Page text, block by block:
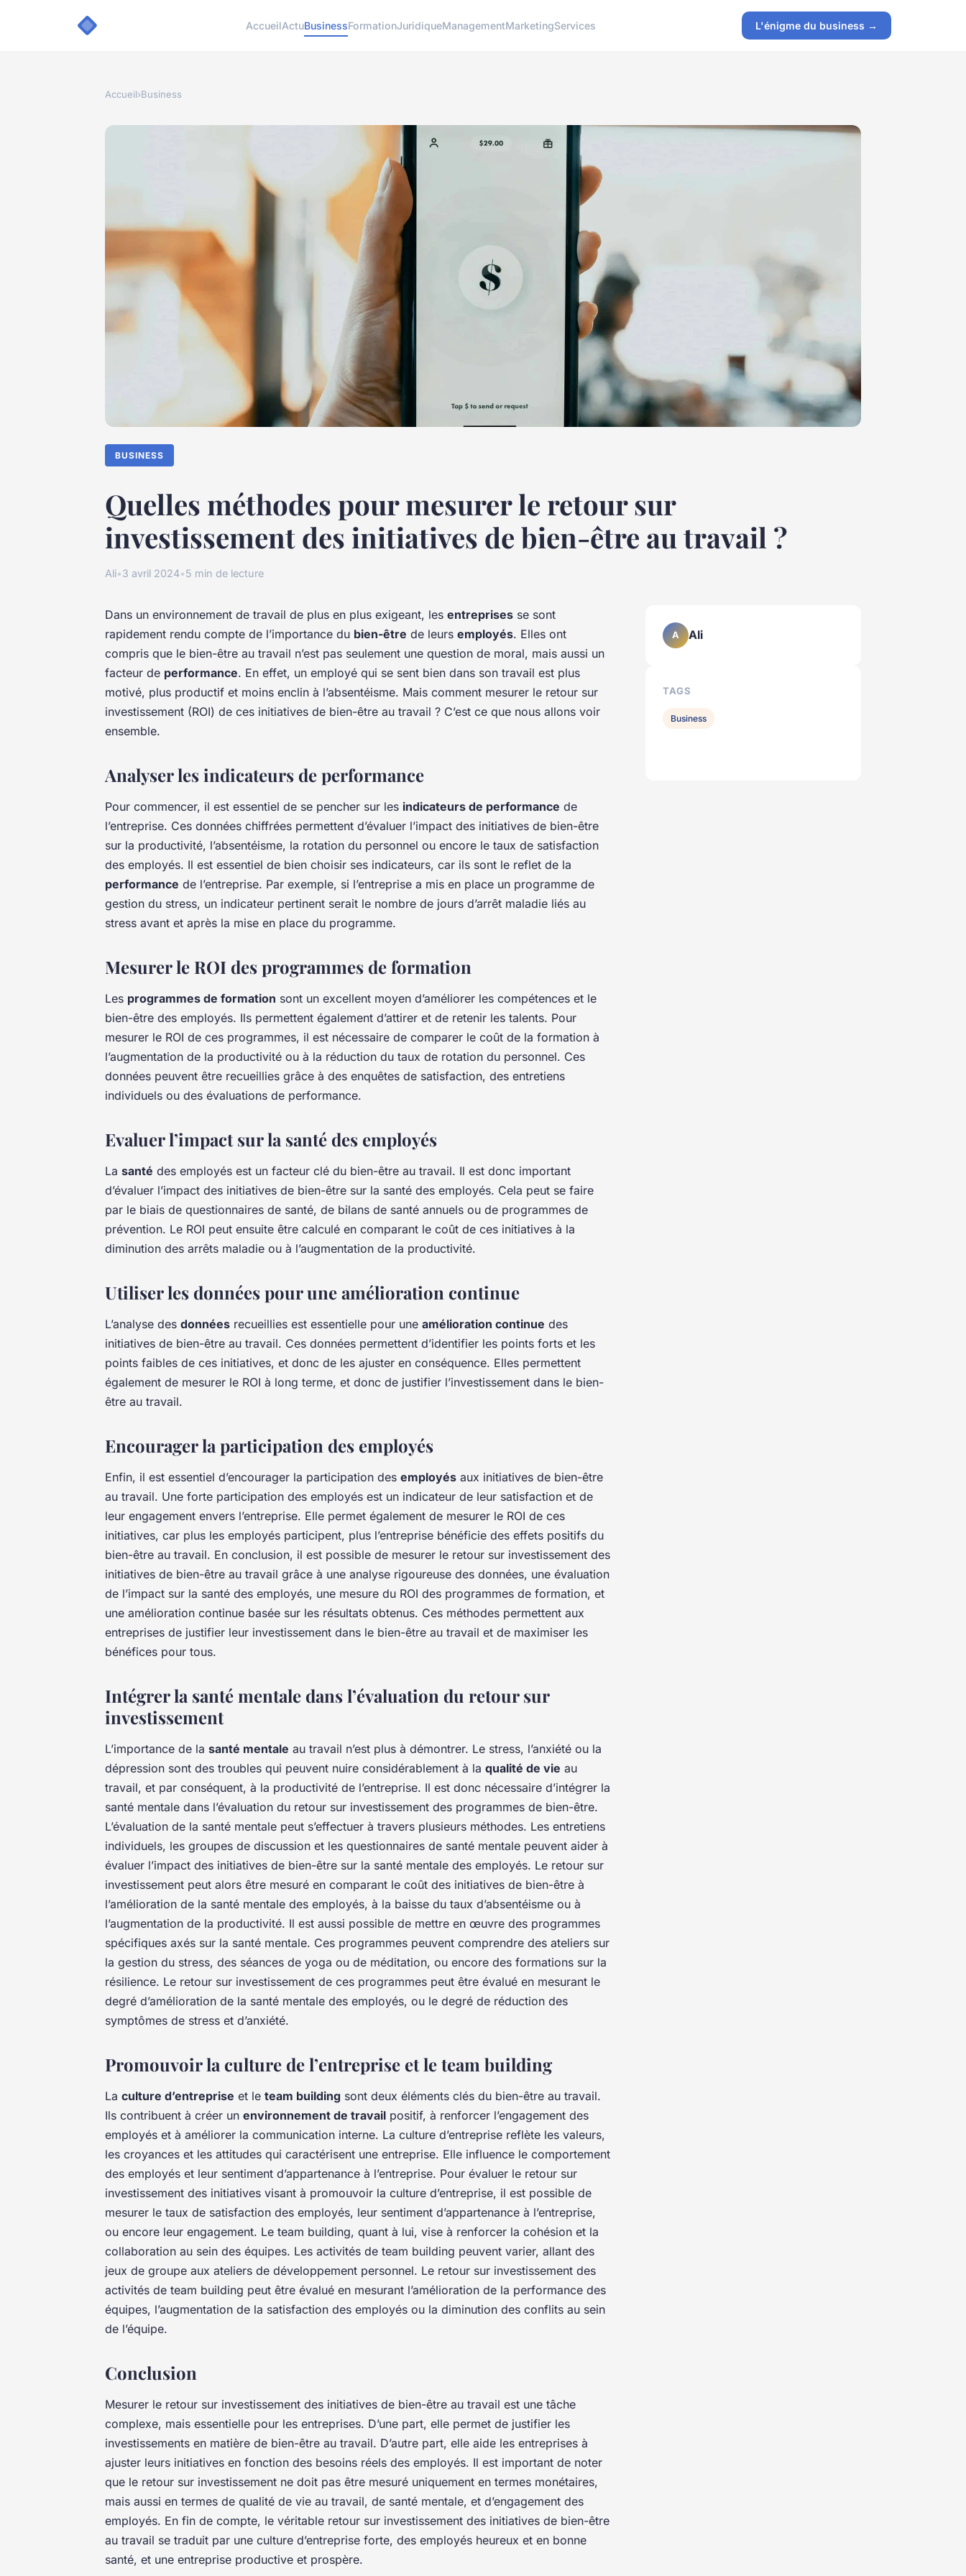
AccueilActuBusinessFormationJuridiqueManagementMarketingServices L'énigme du business →
Accueil›Business
BUSINESS
Quelles méthodes pour mesurer le retour sur
investissement des initiatives de bien-être au travail ?
Ali•3 avril 2024•5 min de lecture
Dans un environnement de travail de plus en plus exigeant, les entreprises se sont
rapidement rendu compte de l’importance du bien-être de leurs employés. Elles ont
compris que le bien-être au travail n’est pas seulement une question de moral, mais aussi un
facteur de performance. En effet, un employé qui se sent bien dans son travail est plus
motivé, plus productif et moins enclin à l’absentéisme. Mais comment mesurer le retour sur
investissement (ROI) de ces initiatives de bien-être au travail ? C’est ce que nous allons voir
ensemble.
Analyser les indicateurs de performance
Pour commencer, il est essentiel de se pencher sur les indicateurs de performance de
l’entreprise. Ces données chiffrées permettent d’évaluer l’impact des initiatives de bien-être
sur la productivité, l’absentéisme, la rotation du personnel ou encore le taux de satisfaction
des employés. Il est essentiel de bien choisir ses indicateurs, car ils sont le reflet de la
performance de l’entreprise. Par exemple, si l’entreprise a mis en place un programme de
gestion du stress, un indicateur pertinent serait le nombre de jours d’arrêt maladie liés au
stress avant et après la mise en place du programme.
Mesurer le ROI des programmes de formation
Les programmes de formation sont un excellent moyen d’améliorer les compétences et le
bien-être des employés. Ils permettent également d’attirer et de retenir les talents. Pour
mesurer le ROI de ces programmes, il est nécessaire de comparer le coût de la formation à
l’augmentation de la productivité ou à la réduction du taux de rotation du personnel. Ces
données peuvent être recueillies grâce à des enquêtes de satisfaction, des entretiens
individuels ou des évaluations de performance.
Evaluer l’impact sur la santé des employés
La santé des employés est un facteur clé du bien-être au travail. Il est donc important
d’évaluer l’impact des initiatives de bien-être sur la santé des employés. Cela peut se faire
par le biais de questionnaires de santé, de bilans de santé annuels ou de programmes de
prévention. Le ROI peut ensuite être calculé en comparant le coût de ces initiatives à la
diminution des arrêts maladie ou à l’augmentation de la productivité.
Utiliser les données pour une amélioration continue
L’analyse des données recueillies est essentielle pour une amélioration continue des
initiatives de bien-être au travail. Ces données permettent d’identifier les points forts et les
points faibles de ces initiatives, et donc de les ajuster en conséquence. Elles permettent
également de mesurer le ROI à long terme, et donc de justifier l’investissement dans le bien-
être au travail.
Encourager la participation des employés
Enfin, il est essentiel d’encourager la participation des employés aux initiatives de bien-être
au travail. Une forte participation des employés est un indicateur de leur satisfaction et de
leur engagement envers l’entreprise. Elle permet également de mesurer le ROI de ces
initiatives, car plus les employés participent, plus l’entreprise bénéficie des effets positifs du
bien-être au travail. En conclusion, il est possible de mesurer le retour sur investissement des
initiatives de bien-être au travail grâce à une analyse rigoureuse des données, une évaluation
de l’impact sur la santé des employés, une mesure du ROI des programmes de formation, et
une amélioration continue basée sur les résultats obtenus. Ces méthodes permettent aux
entreprises de justifier leur investissement dans le bien-être au travail et de maximiser les
bénéfices pour tous.
Intégrer la santé mentale dans l’évaluation du retour sur
investissement
L’importance de la santé mentale au travail n’est plus à démontrer. Le stress, l’anxiété ou la
dépression sont des troubles qui peuvent nuire considérablement à la qualité de vie au
travail, et par conséquent, à la productivité de l’entreprise. Il est donc nécessaire d’intégrer la
santé mentale dans l’évaluation du retour sur investissement des programmes de bien-être.
L’évaluation de la santé mentale peut s’effectuer à travers plusieurs méthodes. Les entretiens
individuels, les groupes de discussion et les questionnaires de santé mentale peuvent aider à
évaluer l’impact des initiatives de bien-être sur la santé mentale des employés. Le retour sur
investissement peut alors être mesuré en comparant le coût des initiatives de bien-être à
l’amélioration de la santé mentale des employés, à la baisse du taux d’absentéisme ou à
l’augmentation de la productivité. Il est aussi possible de mettre en œuvre des programmes
spécifiques axés sur la santé mentale. Ces programmes peuvent comprendre des ateliers sur
la gestion du stress, des séances de yoga ou de méditation, ou encore des formations sur la
résilience. Le retour sur investissement de ces programmes peut être évalué en mesurant le
degré d’amélioration de la santé mentale des employés, ou le degré de réduction des
symptômes de stress et d’anxiété.
Promouvoir la culture de l’entreprise et le team building
La culture d’entreprise et le team building sont deux éléments clés du bien-être au travail.
Ils contribuent à créer un environnement de travail positif, à renforcer l’engagement des
employés et à améliorer la communication interne. La culture d’entreprise reflète les valeurs,
les croyances et les attitudes qui caractérisent une entreprise. Elle influence le comportement
des employés et leur sentiment d’appartenance à l’entreprise. Pour évaluer le retour sur
investissement des initiatives visant à promouvoir la culture d’entreprise, il est possible de
mesurer le taux de satisfaction des employés, leur sentiment d’appartenance à l’entreprise,
ou encore leur engagement. Le team building, quant à lui, vise à renforcer la cohésion et la
collaboration au sein des équipes. Les activités de team building peuvent varier, allant des
jeux de groupe aux ateliers de développement personnel. Le retour sur investissement des
activités de team building peut être évalué en mesurant l’amélioration de la performance des
équipes, l’augmentation de la satisfaction des employés ou la diminution des conflits au sein
de l’équipe.
Conclusion
Mesurer le retour sur investissement des initiatives de bien-être au travail est une tâche
complexe, mais essentielle pour les entreprises. D’une part, elle permet de justifier les
investissements en matière de bien-être au travail. D’autre part, elle aide les entreprises à
ajuster leurs initiatives en fonction des besoins réels des employés. Il est important de noter
que le retour sur investissement ne doit pas être mesuré uniquement en termes monétaires,
mais aussi en termes de qualité de vie au travail, de santé mentale, et d’engagement des
employés. En fin de compte, le véritable retour sur investissement des initiatives de bien-être
au travail se traduit par une culture d’entreprise forte, des employés heureux et en bonne
santé, et une entreprise productive et prospère.
A Ali
TAGS
Business